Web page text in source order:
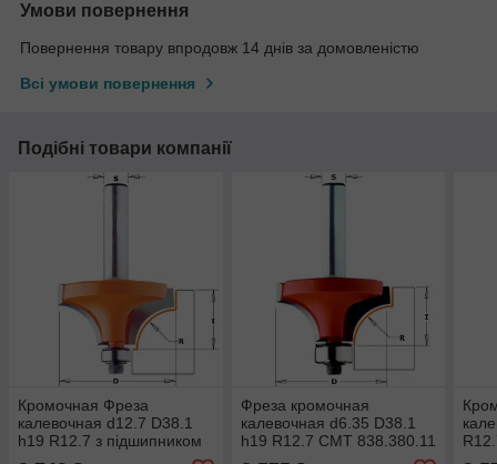
Умови повернення
Повернення товару впродовж 14 днів за домовленістю
Всі умови повернення
Подібні товари компанії
Кромочная Фреза
калевочная d12.7 D38.1
h19 R12.7 з підшипником
Фреза кромочная
калевочная d6.35 D38.1
h19 R12.7 СМТ 838.380.11